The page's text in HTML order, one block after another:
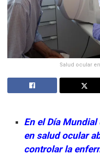
Salud ocular
En el Día
en salud ocular
controlar la